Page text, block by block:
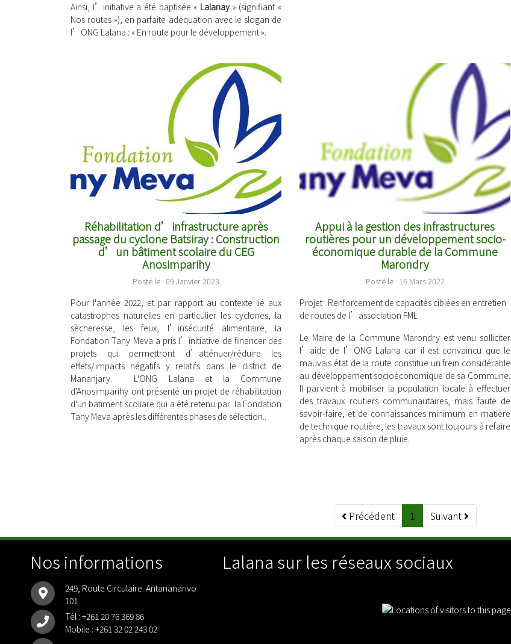
Ainsi, l’initiative a été baptisée « Lalanay » (signifiant «
Nos routes »), en parfaite adéquation avec le slogan de
l’ONG Lalana : « En route pour le développement ».
Réhabilitation d’infrastructure après
passage du cyclone Batsiray : Construction
d’un bâtiment scolaire du CEG
Anosimparihy
Posté le : 09 Janvier 2023
Pour l'année 2022, et par rapport au contexte lié aux
catastrophes naturelles en particulier les cyclones, la
sècheresse, les feux, l’insécurité alimentaire, la
Fondation Tany Meva a pris l’initiative de financer des
projets qui permettront d’atténuer/réduire les
effets/impacts négatifs y relatifs dans le district de
Mananjary. L'ONG Lalana et la Commune
d'Anosimparihy ont présenté un projet de réhabilitation
d'un batiment scoliare qui a été retenu par la Fondation
Tany Meva après les différentes phases de sélection..
Appui à la gestion des infrastructures
routières pour un développement socio-
économique durable de la Commune
Marondry
Posté le : 16 Mars 2022
Projet: Renforcement de capacités ciblées en entretien
de routes de l’association FML
Le Maire de la Commune Marondry est venu solliciter
l’aide de l’ONG Lalana car il est convaincu que le
mauvais état de la route constitue un frein considérable
au développement socioéconomique de sa Commune.
Il parvient à mobiliser la population locale à effectuer
des travaux routiers communautaires, mais faute de
savoir-faire, et de connaissances minimum en matière
de technique routière, les travaux sont toujours à refaire
après chaque saison de pluie.
Précédent 1 Suivant
Nos informations
249, Route Circulaire. Antananarivo
101
Tél : +261 20 76 369 86
Mobile : +261 32 02 243 02
Lalana sur les réseaux sociaux